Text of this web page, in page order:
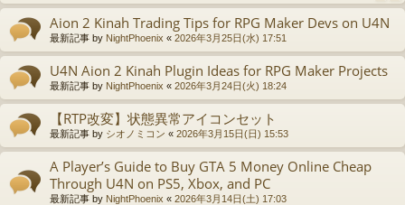
Aion 2 Kinah Trading Tips for RPG Maker Devs on U4N
最新記事 by NightPhoenix « 2026年3月25日(水) 17:51
U4N Aion 2 Kinah Plugin Ideas for RPG Maker Projects
最新記事 by NightPhoenix « 2026年3月24日(火) 18:24
【RTP改変】状態異常アイコンセット
最新記事 by シオノミコン « 2026年3月15日(日) 15:53
A Player’s Guide to Buy GTA 5 Money Online Cheap
Through U4N on PS5, Xbox, and PC
最新記事 by NightPhoenix « 2026年3月14日(土) 17:03